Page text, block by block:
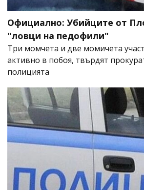
Официално: Убийците от
"ловци на педофили"
Три момчета и две момичета
активно в побоя, твърдят
полицията